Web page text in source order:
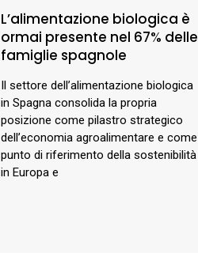
L’alimentazione biologica è
ormai presente nel 67% delle
famiglie spagnole
Il settore dell’alimentazione biologica
in Spagna consolida la propria
posizione come pilastro strategico
dell’economia agroalimentare e come
punto di riferimento della sostenibilità
in Europa e